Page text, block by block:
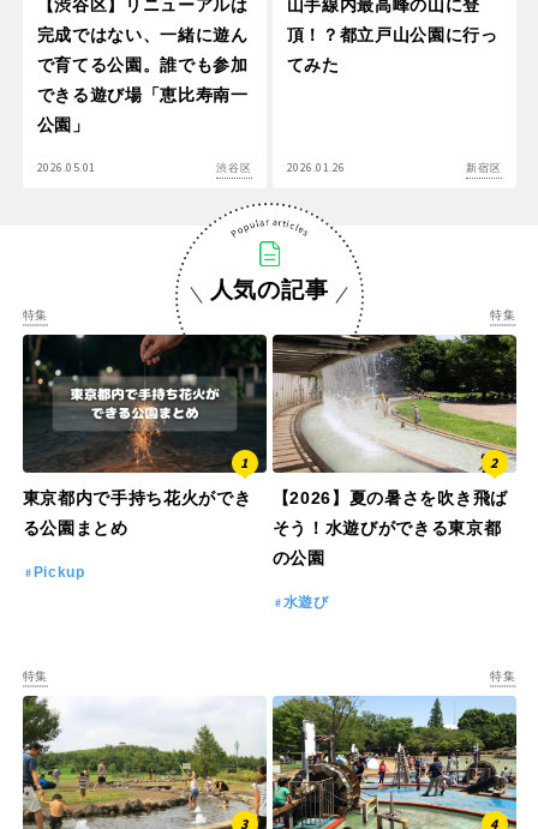
【渋谷区】リニューアルは
完成ではない、一緒に遊ん
で育てる公園。誰でも参加
できる遊び場「恵比寿南一
公園」
2026.05.01 渋谷区
山手線内最高峰の山に登
頂！？都立戸山公園に行っ
てみた
2026.01.26 新宿区
人気の記事
特集
東京都内で手持ち花火ができ
る公園まとめ
Pickup
特集
【2026】夏の暑さを吹き飛ば
そう！水遊びができる東京都
の公園
水遊び
特集 特集